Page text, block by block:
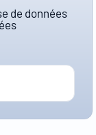
de données